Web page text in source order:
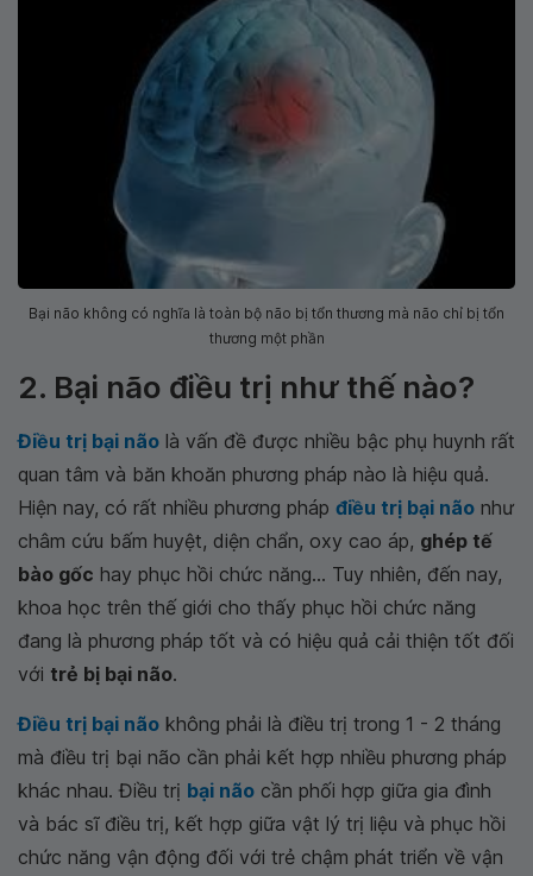
Bại não không có nghĩa là toàn bộ não bị tổn thương mà não chỉ bị tổn
thương một phần
2. Bại não điều trị như thế nào?
Điều trị bại não là vấn đề được nhiều bậc phụ huynh rất
quan tâm và băn khoăn phương pháp nào là hiệu quả.
Hiện nay, có rất nhiều phương pháp điều trị bại não như
châm cứu bấm huyệt, diện chẩn, oxy cao áp, ghép tế
bào gốc hay phục hồi chức năng... Tuy nhiên, đến nay,
khoa học trên thế giới cho thấy phục hồi chức năng
đang là phương pháp tốt và có hiệu quả cải thiện tốt đối
với trẻ bị bại não.
Điều trị bại não không phải là điều trị trong 1 - 2 tháng
mà điều trị bại não cần phải kết hợp nhiều phương pháp
khác nhau. Điều trị bại não cần phối hợp giữa gia đình
và bác sĩ điều trị, kết hợp giữa vật lý trị liệu và phục hồi
chức năng vận động đối với trẻ chậm phát triển về vận